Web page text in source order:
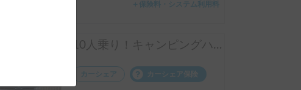
＋保険料・システム利用料
10人乗り！キャンピングハイエース！配車無料！割引アリ！！
カーシェア カーシェア保険